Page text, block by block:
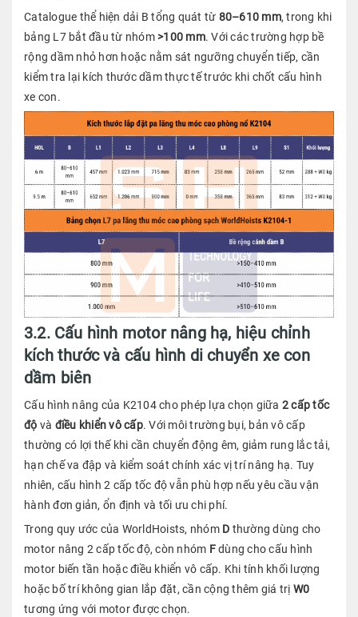
Catalogue thể hiện dải B tổng quát từ 80–610 mm, trong khi
bảng L7 bắt đầu từ nhóm >100 mm. Với các trường hợp bề
rộng dầm nhỏ hơn hoặc nằm sát ngưỡng chuyển tiếp, cần
kiểm tra lại kích thước dầm thực tế trước khi chốt cấu hình
xe con.
3.2. Cấu hình motor nâng hạ, hiệu chỉnh
kích thước và cấu hình di chuyển xe con
dầm biên
Cấu hình nâng của K2104 cho phép lựa chọn giữa 2 cấp tốc
độ và điều khiển vô cấp. Với môi trường bụi, bản vô cấp
thường có lợi thế khi cần chuyển động êm, giảm rung lắc tải,
hạn chế va đập và kiểm soát chính xác vị trí nâng hạ. Tuy
nhiên, cấu hình 2 cấp tốc độ vẫn phù hợp nếu yêu cầu vận
hành đơn giản, ổn định và tối ưu chi phí.
Trong quy ước của WorldHoists, nhóm D thường dùng cho
motor nâng 2 cấp tốc độ, còn nhóm Fdùng cho cấu hình
motor biến tần hoặc điều khiển vô cấp. Khi tính khối lượng
hoặc bố trí không gian lắp đặt, cần cộng thêm giá trị W0
tương ứng với motor được chọn.